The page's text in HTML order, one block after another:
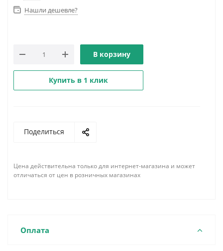
Нашли дешевле?
В корзину
Купить в 1 клик
Поделиться
Цена действительна только для интернет-магазина и может
отличаться от цен в розничных магазинах
Оплата